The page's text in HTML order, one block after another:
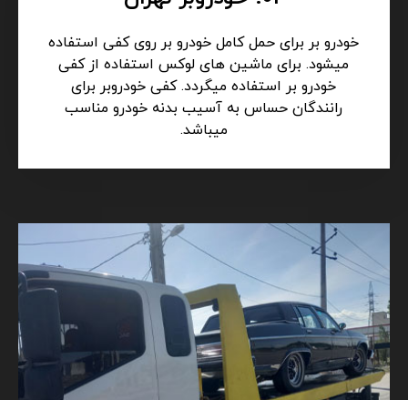
خودرو بر برای حمل کامل خودرو بر روی کفی استفاده
میشود. برای ماشین های لوکس استفاده از کفی
خودرو بر استفاده میگردد. کفی خودروبر برای
رانندگان حساس به آسیب بدنه خودرو مناسب
میباشد.